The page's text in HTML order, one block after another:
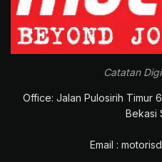
Catatan
Office: Jalan Pulosirih Timur
Bekasi
Email :